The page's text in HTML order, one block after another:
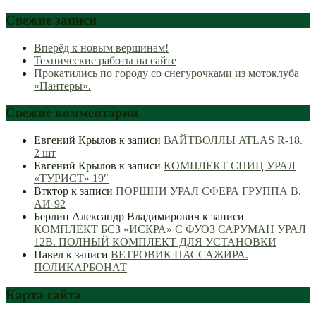
Свежие записи
Вперёд к новым вершинам!
Технические работы на сайте
Прокатились по городу со снегурочками из мотоклуба
«Пантеры».
Свежие комментарии
Евгений Крылов к записи ВАЙТВОЛЛЫ ATLAS R-18.
2 шт
Евгений Крылов к записи КОМПЛЕКТ СПИЦ УРАЛ
«ТУРИСТ» 19″
Втктор к записи ПОРШНИ УРАЛ СФЕРА ГРУППА В.
АИ-92
Берлин Александр Владимирович к записи
КОМПЛЕКТ БСЗ «ИСКРА» С ФУОЗ САРУМАН УРАЛ
12В. ПОЛНЫЙ КОМПЛЕКТ ДЛЯ УСТАНОВКИ
Павел к записи ВЕТРОВИК ПАССАЖИРА.
ПОЛИКАРБОНАТ
Карта сайта